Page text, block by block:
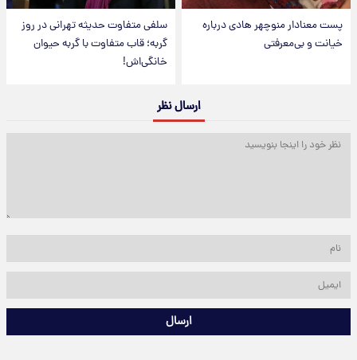
پست معنادار منوچهر هادی درباره
خیانت و بی‌معرفتی
سلفی متفاوت حدیثه تهرانی در روز
گربه؛ قاب متفاوت با گربه حیوان
خانگی‌اش!
ارسال نظر
ارسال